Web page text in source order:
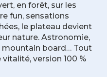
en forêt, sur les
fun, sensations
le plateau devient
nature. Astronomie,
mountain board… Tout
version 100 %